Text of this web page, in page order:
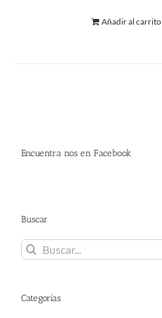
Añadir al carrito
Encuentra nos en Facebook
Buscar
Buscar:
Categorías